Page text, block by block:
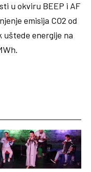
u okviru BEEP i AF
emisija CO2 od
uštede energije na